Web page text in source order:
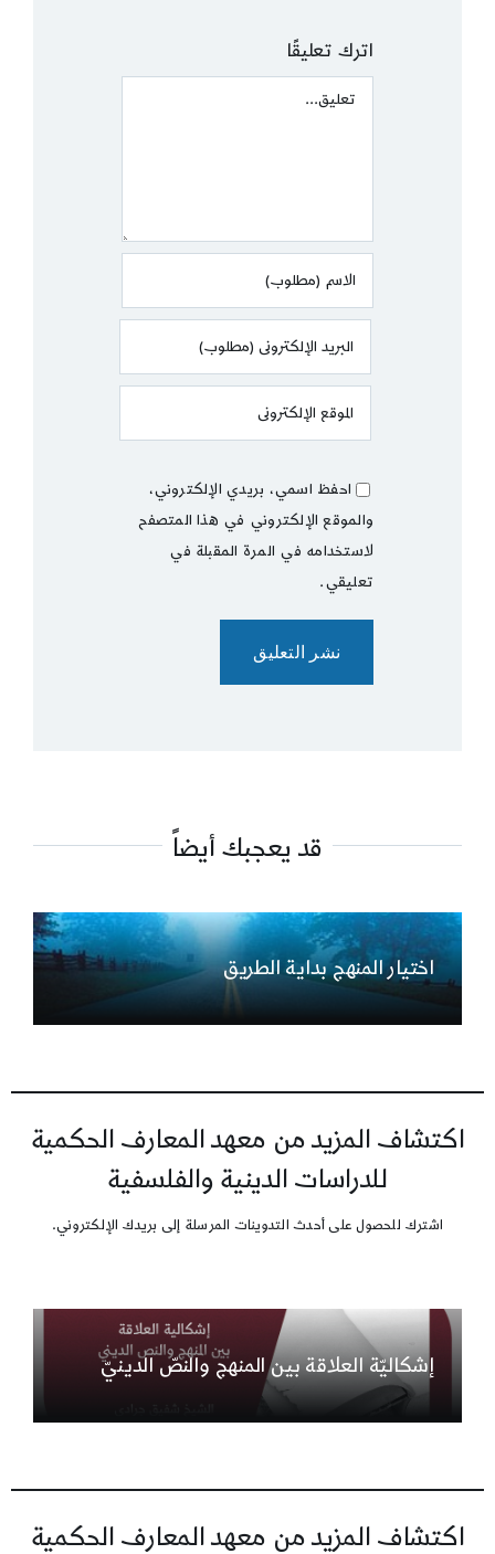
اترك تعليقًا
Comment
احفظ اسمي، بريدي الإلكتروني،
والموقع الإلكتروني في هذا المتصفح
لاستخدامه في المرة المقبلة في
تعليقي.
قد يعجبك أيضاً
اختيار المنهج بداية الطريق
اكتشاف المزيد من معهد المعارف الحكمية
للدراسات الدينية والفلسفية
اشترك للحصول على أحدث التدوينات المرسلة إلى بريدك الإلكتروني.
إشكاليّة العلاقة بين المنهج والنصّ الدينيّ
اكتشاف المزيد من معهد المعارف الحكمية